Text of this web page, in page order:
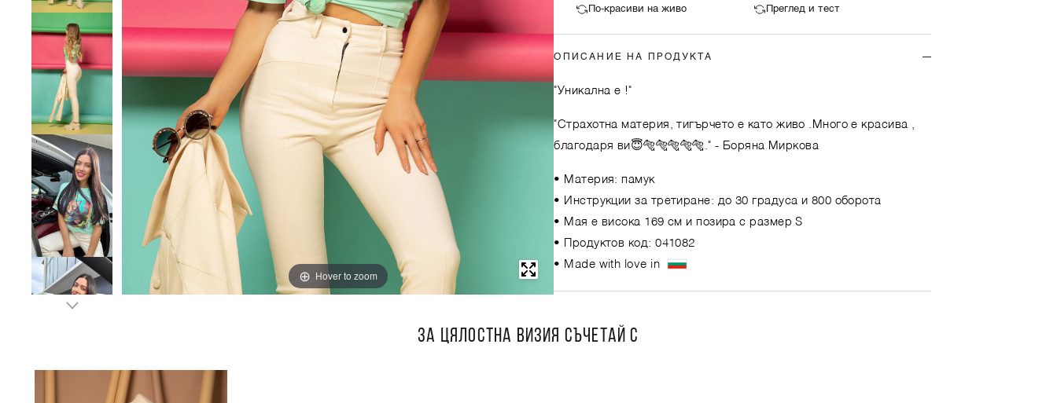
Hover to zoom
По-красиви на живо Преглед и тест
ОПИСАНИЕ НА ПРОДУКТА
"Уникална е !"
"Страхотна материя, тигърчето е като живо .Много е красива ,
благодаря ви😇🐅🐅🐅🐅🐅." - Боряна Миркова
• Материя: памук
• Инструкции за третиране: до 30 градуса и 800 оборота
• Мая е висока 169 см и позира с размер S
• Продуктов код: 041082
• Made with love in
ЗА ЦЯЛОСТНА ВИЗИЯ СЪЧЕТАЙ С